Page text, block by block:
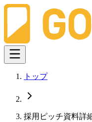
トップ
採用ピッチ資料詳